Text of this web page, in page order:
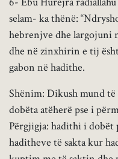
selam- ka thënë:
hebrenjve dhe largojuni
dhe në zinxhirin e tij
gabon në hadithe.
Shënim: Dikush mund
dobëta atëherë pse i
Përgjigja: hadithi i
haditheve të sakta kur